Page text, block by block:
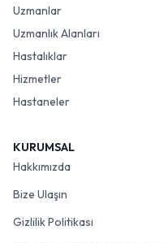
Uzmanlar
Uzmanlık Alanları
Hastalıklar
Hizmetler
Hastaneler
KURUMSAL
Hakkımızda
Bize Ulaşın
Gizlilik Politikası